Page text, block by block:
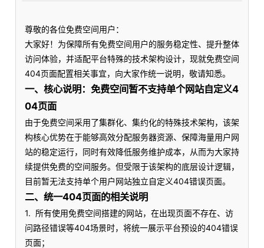
尊敬的各位免费空间用户：
大家好！为保障所有免费空间用户的服务稳定性、提升整体
访问体验，并适配平台特殊的技术架构设计，现就免费空间
404页面配置相关事宜，向大家作统一说明，敬请知悉。
一、核心说明：免费空间暂不支持单个网站自定义4
04页面
由于免费空间采用了集群化、集约化的特殊技术架构，该架
构核心优势在于能够高效分配服务器资源、保障海量用户网
站的稳定运行，同时有效降低服务维护成本，从而为大家持
续提供免费的空间服务。但受限于该架构的底层设计逻辑，
目前暂无法支持单个用户网站独立自定义404错误页面。
二、统一404页面的相关说明
1. 所有使用免费空间搭建的网站，在出现页面不存在、访
问路径错误等404场景时，将统一展示平台预设的404错误
页面；